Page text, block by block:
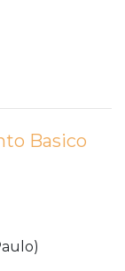
Basico